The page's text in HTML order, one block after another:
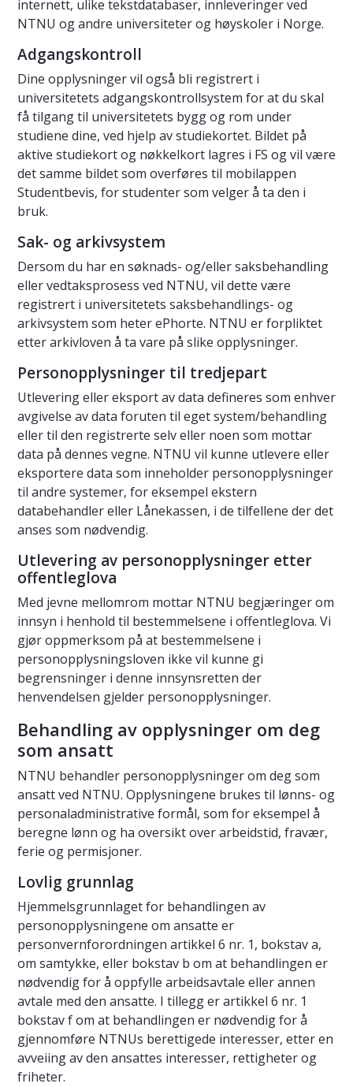
internett, ulike tekstdatabaser, innleveringer ved
NTNU og andre universiteter og høyskoler i Norge.
Adgangskontroll
Dine opplysninger vil også bli registrert i
universitetets adgangskontrollsystem for at du skal
få tilgang til universitetets bygg og rom under
studiene dine, ved hjelp av studiekortet. Bildet på
aktive studiekort og nøkkelkort lagres i FS og vil være
det samme bildet som overføres til mobilappen
Studentbevis, for studenter som velger å ta den i
bruk.
Sak- og arkivsystem
Dersom du har en søknads- og/eller saksbehandling
eller vedtaksprosess ved NTNU, vil dette være
registrert i universitetets saksbehandlings- og
arkivsystem som heter ePhorte. NTNU er forpliktet
etter arkivloven å ta vare på slike opplysninger.
Personopplysninger til tredjepart
Utlevering eller eksport av data defineres som enhver
avgivelse av data foruten til eget system/behandling
eller til den registrerte selv eller noen som mottar
data på dennes vegne. NTNU vil kunne utlevere eller
eksportere data som inneholder personopplysninger
til andre systemer, for eksempel ekstern
databehandler eller Lånekassen, i de tilfellene der det
anses som nødvendig.
Utlevering av personopplysninger etter
offentleglova
Med jevne mellomrom mottar NTNU begjæringer om
innsyn i henhold til bestemmelsene i offentleglova. Vi
gjør oppmerksom på at bestemmelsene i
personopplysningsloven ikke vil kunne gi
begrensninger i denne innsynsretten der
henvendelsen gjelder personopplysninger.
Behandling av opplysninger om deg
som ansatt
NTNU behandler personopplysninger om deg som
ansatt ved NTNU. Opplysningene brukes til lønns- og
personaladministrative formål, som for eksempel å
beregne lønn og ha oversikt over arbeidstid, fravær,
ferie og permisjoner.
Lovlig grunnlag
Hjemmelsgrunnlaget for behandlingen av
personopplysningene om ansatte er
personvernforordningen artikkel 6 nr. 1, bokstav a,
om samtykke, eller bokstav b om at behandlingen er
nødvendig for å oppfylle arbeidsavtale eller annen
avtale med den ansatte. I tillegg er artikkel 6 nr. 1
bokstav f om at behandlingen er nødvendig for å
gjennomføre NTNUs berettigede interesser, etter en
avveiing av den ansattes interesser, rettigheter og
friheter.